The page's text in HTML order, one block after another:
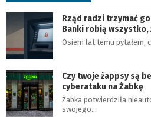
Rząd radzi trzymać
Banki robią wszystko,
Osiem lat temu pytałem,
Czy twoje żappsy są
cyberataku na Żabkę
Żabka potwierdziła
swojego…